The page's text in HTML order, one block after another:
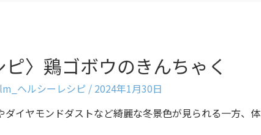
ピ〉鶏ゴボウのきんちゃく
ヘルシーレシピ / 2024年1月30日
イヤモンドダストなど綺麗な冬景色が見られる一方、体